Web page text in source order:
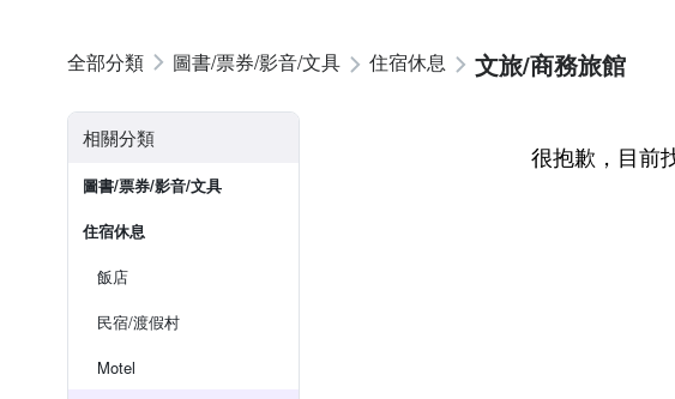
圖書/票券/影音/文具 住宿休息 文旅/商務旅館
相關分類
圖書/票券/影音/文具
住宿休息
飯店
民宿/渡假村
Motel
很抱歉，目前